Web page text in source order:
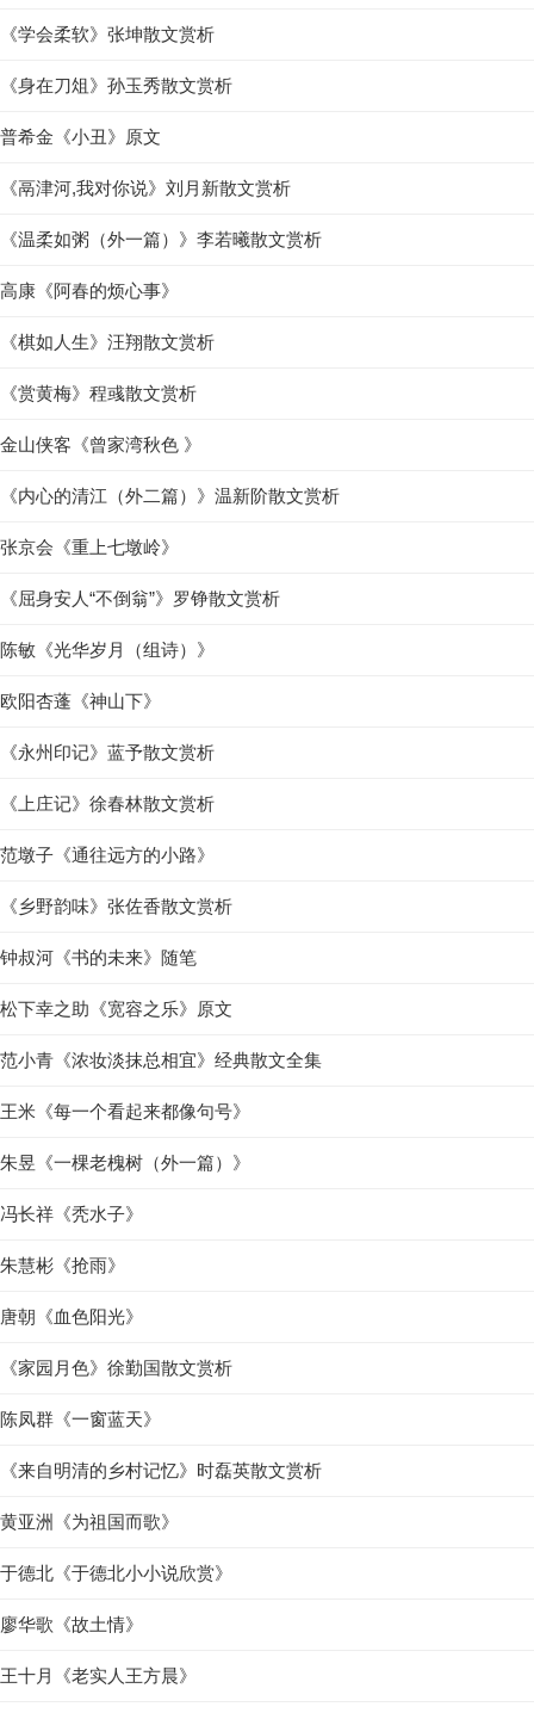
《学会柔软》张坤散文赏析
《身在刀俎》孙玉秀散文赏析
普希金《小丑》原文
《鬲津河,我对你说》刘月新散文赏析
《温柔如粥（外一篇）》李若曦散文赏析
高康《阿春的烦心事》
《棋如人生》汪翔散文赏析
《赏黄梅》程彧散文赏析
金山侠客《曾家湾秋色 》
《内心的清江（外二篇）》温新阶散文赏析
张京会《重上七墩岭》
《屈身安人“不倒翁”》罗铮散文赏析
陈敏《光华岁月（组诗）》
欧阳杏蓬《神山下》
《永州印记》蓝予散文赏析
《上庄记》徐春林散文赏析
范墩子《通往远方的小路》
《乡野韵味》张佐香散文赏析
钟叔河《书的未来》随笔
松下幸之助《宽容之乐》原文
范小青《浓妆淡抹总相宜》经典散文全集
王米《每一个看起来都像句号》
朱昱《一棵老槐树（外一篇）》
冯长祥《秃水子》
朱慧彬《抢雨》
唐朝《血色阳光》
《家园月色》徐勤国散文赏析
陈凤群《一窗蓝天》
《来自明清的乡村记忆》时磊英散文赏析
黄亚洲《为祖国而歌》
于德北《于德北小小说欣赏》
廖华歌《故土情》
王十月《老实人王方晨》